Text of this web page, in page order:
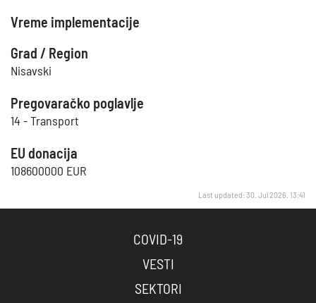
Vreme implementacije
Grad / Region
Nisavski
Pregovaračko poglavlje
14 - Transport
EU donacija
108600000 EUR
Last updated: 30. Jul 2026. 13:41
COVID-19
VESTI
SEKTORI